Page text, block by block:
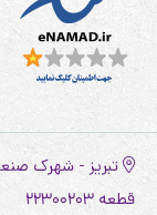
تبریز - شهرک
قطعه 22300203